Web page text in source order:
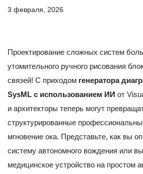
3 февраля, 2026
Проектирование сложных систем
утомительного ручного рисования
связей! С приходом генератора
SysML с использованием ИИ от
и архитекторы теперь могут
структурированные
мгновение ока. Представьте, как вы
систему автономного вождения или
медицинское устройство на простом